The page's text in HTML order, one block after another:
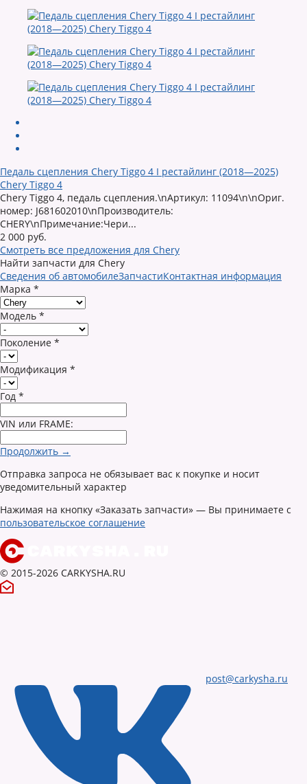
Педаль сцепления Chery Tiggo 4 I рестайлинг (2018—2025)
Chery Tiggo 4
Chery Tiggo 4, педаль сцепления.\nАртикул: 11094\n\nОриг.
номер: J681602010\nПроизводитель:
CHERY\nПримечание:Чери...
2 000 руб.
Смотреть все предложения для Chery
Найти запчасти для Chery
Сведения об автомобилеЗапчастиКонтактная информация
Марка *
Модель *
Поколение *
Модификация *
Год *
VIN или FRAME:
Продолжить →
Отправка запроса не обязывает вас к покупке и носит
уведомительный характер
Нажимая на кнопку «Заказать запчасти» — Вы принимаете с
пользовательское соглашение
© 2015-2026 CARKYSHA.RU
post@carkysha.ru